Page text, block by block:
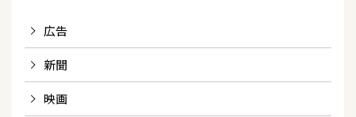
広告
新聞
映画